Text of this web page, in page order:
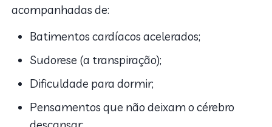
acompanhadas de:
Batimentos cardíacos acelerados;
Sudorese (a transpiração);
Dificuldade para dormir;
Pensamentos que não deixam o cérebro